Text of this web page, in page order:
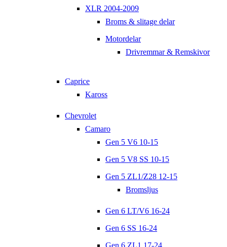
XLR 2004-2009
Broms & slitage delar
Motordelar
Drivremmar & Remskivor
Caprice
Kaross
Chevrolet
Camaro
Gen 5 V6 10-15
Gen 5 V8 SS 10-15
Gen 5 ZL1/Z28 12-15
Bromsljus
Gen 6 LT/V6 16-24
Gen 6 SS 16-24
Gen 6 ZL1 17-24